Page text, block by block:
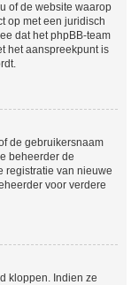
of de website waarop
op met een juridisch
dat het phpBB-team
het aanspreekpunt is
de gebruikersnaam
beheerder de
registratie van nieuwe
voor verdere
kloppen. Indien ze